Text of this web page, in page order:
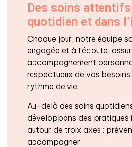
Des soins
quotidien et dans
Chaque jour, notre équipe
engagée et à l’écoute,
accompagnement
respectueux de vos
rythme de vie.
Au-delà des soins
développons des pratiques
autour de troix axes :
accompagner.